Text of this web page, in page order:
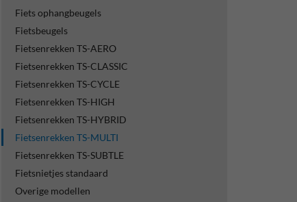
Fiets ophangbeugels
Fietsbeugels
Fietsenrekken TS-AERO
Fietsenrekken TS-CLASSIC
Fietsenrekken TS-CYCLE
Fietsenrekken TS-HIGH
Fietsenrekken TS-HYBRID
Fietsenrekken TS-MULTI
Fietsenrekken TS-SUBTLE
Fietsnietjes standaard
Overige modellen